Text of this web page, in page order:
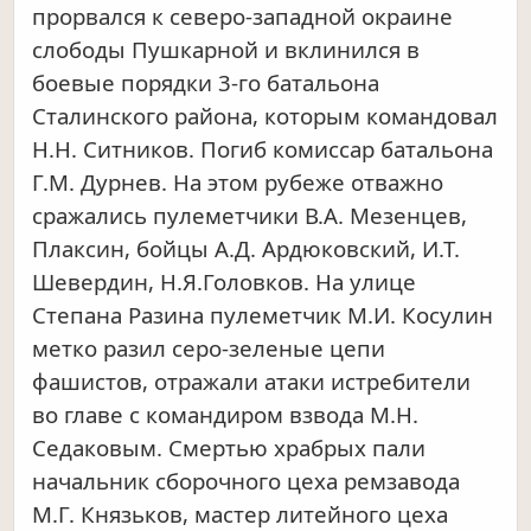
прорвался к северо-западной окраине
слободы Пушкарной и вклинился в
боевые порядки 3-го батальона
Сталинского района, которым командовал
Н.Н. Ситников. Погиб комиссар батальона
Г.М. Дурнев. На этом рубеже отважно
сражались пулеметчики В.А. Мезенцев,
Плаксин, бойцы А.Д. Ардюковский, И.Т.
Шевердин, Н.Я.Головков. На улице
Степана Разина пулеметчик М.И. Косулин
метко разил серо-зеленые цепи
фашистов, отражали атаки истребители
во главе с командиром взвода М.Н.
Седаковым. Смертью храбрых пали
начальник сборочного цеха ремзавода
М.Г. Князьков, мастер литейного цеха